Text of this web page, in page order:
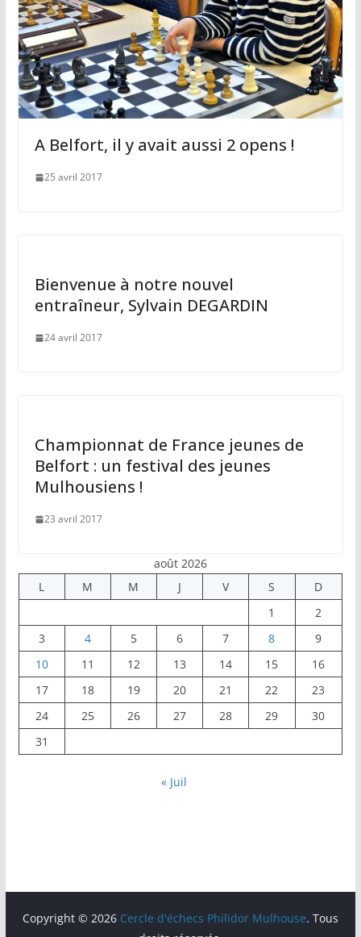
A Belfort, il y avait aussi 2 opens !
25 avril 2017
Bienvenue à notre nouvel
entraîneur, Sylvain DEGARDIN
24 avril 2017
Championnat de France jeunes de
Belfort : un festival des jeunes
Mulhousiens !
23 avril 2017
août 2026
L
M M J V S
D
1
2
3
4 5 6 7 8
9
10
11 12 13 14 15
16
17
18 19 20 21 22
23
24
25 26 27 28 29
30
31
« Juil
Copyright © 2026 Cercle d'échecs Philidor Mulhouse. Tous